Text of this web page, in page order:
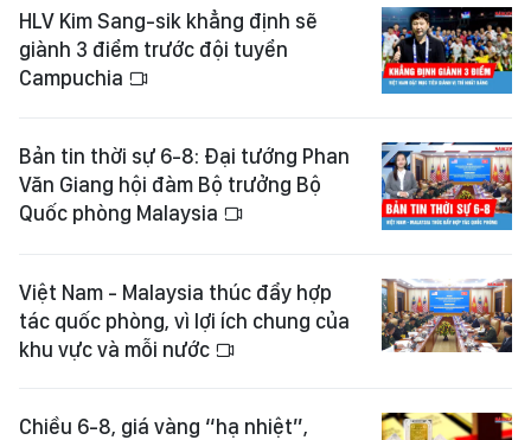
HLV Kim Sang-sik khẳng định sẽ
giành 3 điểm trước đội tuyển
Campuchia
Bản tin thời sự 6-8: Đại tướng Phan
Văn Giang hội đàm Bộ trưởng Bộ
Quốc phòng Malaysia
Việt Nam - Malaysia thúc đẩy hợp
tác quốc phòng, vì lợi ích chung của
khu vực và mỗi nước
Chiều 6-8, giá vàng “hạ nhiệt”,